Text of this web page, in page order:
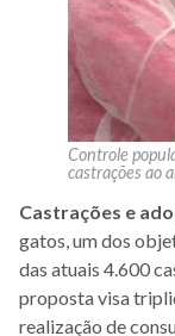
Controle
castrações ao
Castrações e
gatos, um dos
das atuais 4.600
proposta visa
realização de